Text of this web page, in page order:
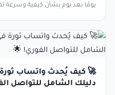
يومًا بعد يوم بشأن كيفية وسرعة
🚀 كيف يُحدث واتساب ثورة
دليلك الشامل للتواصل